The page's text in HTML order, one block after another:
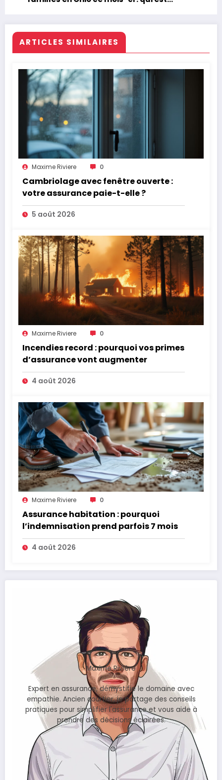
ARTICLES SIMILAIRES
Maxime Riviere 0
Cambriolage avec fenêtre ouverte :
votre assurance paie-t-elle ?
5 août 2026
Maxime Riviere 0
Incendies record : pourquoi vos primes
d’assurance vont augmenter
4 août 2026
Maxime Riviere 0
Assurance habitation : pourquoi
l’indemnisation prend parfois 7 mois
4 août 2026
Maxime Rivière
Expert en assurance, démystifie le domaine avec
empathie. Ancien courtier, je partage des conseils
pratiques pour simplifier l'assurance et vous aide à
prendre des décisions éclairées.